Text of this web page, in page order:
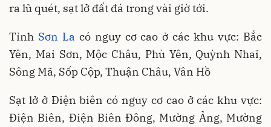
ra lũ quét, sạt lở đất đá trong vài giờ tới.
Tỉnh Sơn La có nguy cơ cao ở các khu vực: Bắc
Yên, Mai Sơn, Mộc Châu, Phù Yên, Quỳnh Nhai,
Sông Mã, Sốp Cộp, Thuận Châu, Vân Hồ
Sạt lở ở Điện biên có nguy cơ cao ở các khu vực:
Điện Biên, Điện Biên Đông, Mường Ảng, Mường